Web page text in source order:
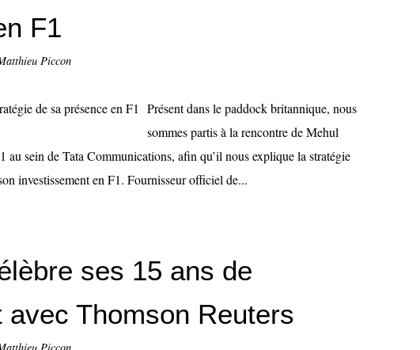
F1
Piccon
Présent dans le paddock britannique, nous
sommes partis à la rencontre de Mehul
au sein de Tata Communications, afin qu’il nous explique la stratégie
investissement en F1. Fournisseur officiel de...
ses 15 ans de
avec Thomson Reuters